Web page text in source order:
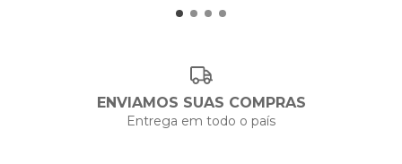
ENVIAMOS SUAS COMPRAS
Entrega em todo o país